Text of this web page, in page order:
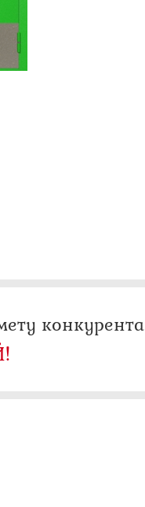
конкурента